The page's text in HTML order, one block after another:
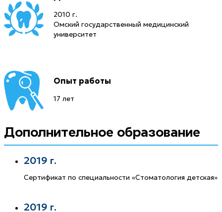
2010 г.
Омский государственный медицинский
университет
Опыт работы
17 лет
Дополнительное образование
2019 г.
Сертификат по специальности «Стоматология детская»
2019 г.